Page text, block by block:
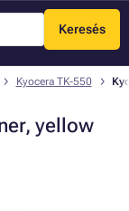
Keresés
Menü
Kyocera TK-550
yellow